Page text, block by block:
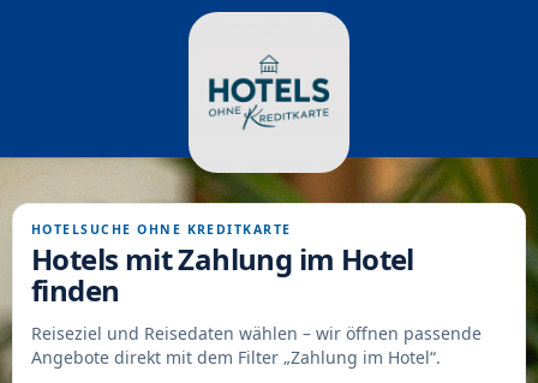
HOTELSUCHE OHNE KREDITKARTE
Hotels mit Zahlung im Hotel
finden
Reiseziel und Reisedaten wählen – wir öffnen passende
Angebote direkt mit dem Filter „Zahlung im Hotel“.